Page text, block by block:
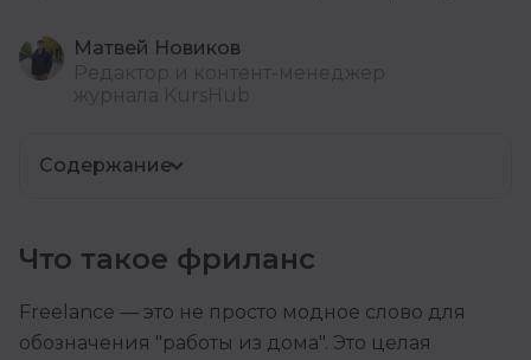
Матвей Новиков
Содержание
Что такое фриланс
Freelance — это не просто модное слово для
обозначения "работы из дома". Это целая